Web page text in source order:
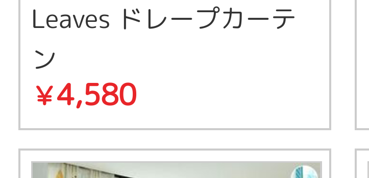
Leaves ドレープカーテ
ン
￥4,580